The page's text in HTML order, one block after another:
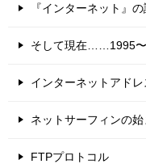
『インターネット』
そして現在……1995〜
インターネットアド
ネットサーフィンの
FTPプロトコル